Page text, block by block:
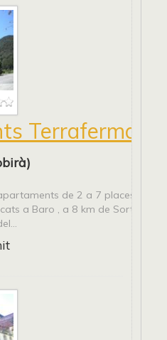
Terraferma
de 2 a 7 places ,
a Baro , a 8 km de Sort